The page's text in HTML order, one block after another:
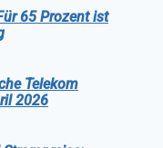
65 Prozent ist
Telekom
2026